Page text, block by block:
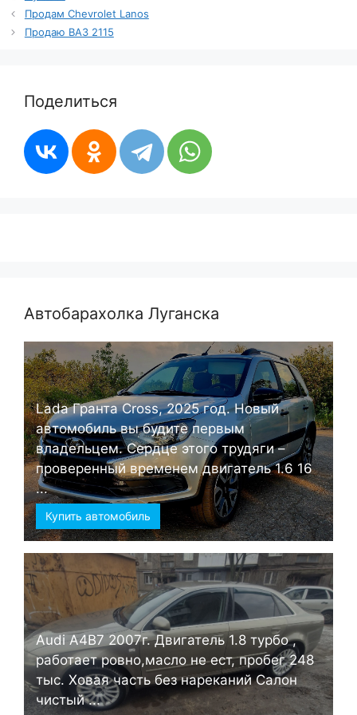
Продам Chevrolet Lanos
Продаю ВАЗ 2115
Поделиться
Автобарахолка Луганска
Lada Гранта Cross, 2025 год. Новый
автомобиль вы будите первым
владельцем. Сердце этого трудяги –
проверенный временем двигатель 1.6 16
...
Купить автомобиль
Audi А4B7 2007г. Двигатель 1.8 турбо ,
работает ровно,масло не ест, пробег 248
тыс. Ховая часть без нареканий Салон
чистый ...